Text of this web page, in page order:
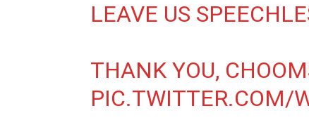
LEAVE US
THANK YOU,
PIC.TWITTER.COM/